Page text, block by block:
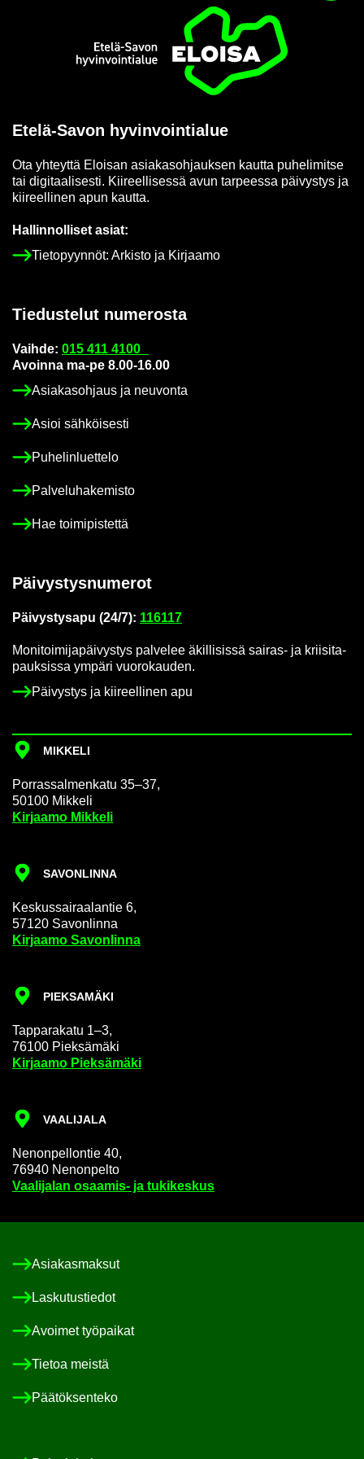
Etusi­vu
Etelä-​Savon hy­vin­voin­tia­lue
Ota yh­teyt­tä Eloi­san asia­kas­oh­jauk­sen kaut­ta pu­he­li­mit­se
tai di­gi­taa­li­ses­ti. Kii­reel­li­ses­sä avun tar­pees­sa päi­vys­tys ja
kii­reel­li­nen apun kaut­ta.
Hal­lin­nol­li­set asiat:
Tie­to­pyyn­nöt: Ar­kis­to ja Kir­jaa­mo
Tie­dus­te­lut nu­me­ros­ta
Vaih­de: 015 411 4100
Avoin­na ma-pe 8.00-16.00
Asia­kas­oh­jaus ja neu­von­ta
Asioi säh­köi­ses­ti
Pu­he­lin­luet­te­lo
Pal­ve­lu­ha­ke­mis­to
Hae toi­mi­pis­tet­tä
Päi­vys­tys­nu­me­rot
Päi­vys­tys­a­pu (24/7): 116117
Mo­ni­toi­mi­ja­päi­vys­tys pal­ve­lee äkil­li­sis­sä sairas-​ ja krii­si­ta­
pauk­sis­sa ym­pä­ri vuo­ro­kau­den.
Päi­vys­tys ja kii­reel­li­nen apu
MIK­KE­LI
Por­ras­sal­men­ka­tu 35–37,
50100 Mik­ke­li
Kir­jaa­mo Mik­ke­li
SA­VON­LIN­NA
Kes­kus­sai­raa­lan­tie 6,
57120 Sa­von­lin­na
Kir­jaa­mo Sa­von­lin­na
PIEK­SA­MÄ­KI
Tap­pa­ra­ka­tu 1–3,
76100 Piek­sä­mä­ki
Kir­jaa­mo Piek­sä­mä­ki
VAA­LI­JA­LA
Ne­non­pel­lon­tie 40,
76940 Ne­non­pel­to
Vaa­li­ja­lan osaamis-​ ja tu­ki­kes­kus
Asia­kas­mak­sut
Las­ku­tus­tie­dot
Avoi­met työ­pai­kat
Tie­toa meis­tä
Pää­tök­sen­te­ko